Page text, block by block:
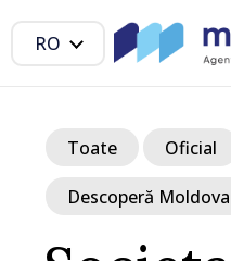
RO
Toate Oficial
Descoperă Moldova